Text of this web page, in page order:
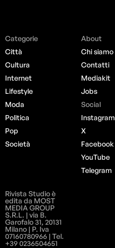
Categorie
Città
Cultura
Internet
Lifestyle
Moda
Politica
Pop
Società
About
Chi siamo
Contatti
Mediakit
Jobs
Social
Instagram
X
Facebook
YouTube
Telegram
Rivista Studio è
edita da MOST
MEDIA GROUP
S.R.L. | via B.
Garofalo 31, 20131
Milano | P. Iva
07160780966 | Tel.
+39 0236504651